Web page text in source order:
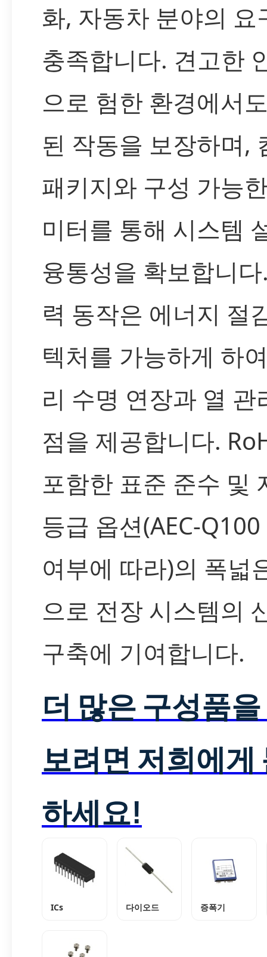
화, 자동차 분야의 요
충족합니다. 견고한
으로 험한 환경에서
된 작동을 보장하며,
패키지와 구성 가능
미터를 통해 시스템
융통성을 확보합니
력 동작은 에너지 절
텍처를 가능하게 하
리 수명 연장과 열 관
점을 제공합니다.
포함한 표준 준수 및
등급 옵션(AEC-
여부에 따라)의 폭넓
으로 전장 시스템의
구축에 기여합니다.
더 많은 구성품
보려면 저희에게
하세요!
ICs 다이오드 증폭기